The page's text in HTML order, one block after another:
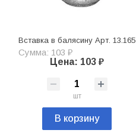
Вставка в балясину Арт. 13.165
Сумма: 103 ₽
Цена: 103 ₽
шт
В корзину